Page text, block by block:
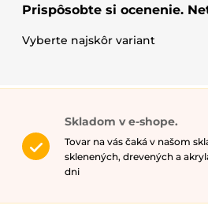
Prispôsobte si ocenenie.
Vyberte najskôr variant
Skladom v e-shope.
Tovar na vás čaká v našom
sklenených, drevených a
dni